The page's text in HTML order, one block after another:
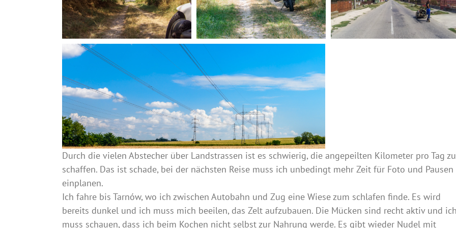
Durch die vielen Abstecher über Landstrassen ist es schwierig, die angepeilten Kilometer pro Tag zu
schaffen. Das ist schade, bei der nächsten Reise muss ich unbedingt mehr Zeit für Foto und Pausen
einplanen.
Ich fahre bis Tarnów, wo ich zwischen Autobahn und Zug eine Wiese zum schlafen finde. Es wird
bereits dunkel und ich muss mich beeilen, das Zelt aufzubauen. Die Mücken sind recht aktiv und
muss schauen, dass ich beim Kochen nicht selbst zur Nahrung werde. Es gibt wieder Nudel mit